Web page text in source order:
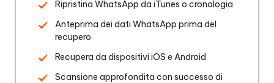
Ripristina WhatsApp da iTunes o cronologia
Anteprima dei dati WhatsApp prima del
recupero
Recupera da dispositivi iOS e Android
Scansione approfondita con successo di